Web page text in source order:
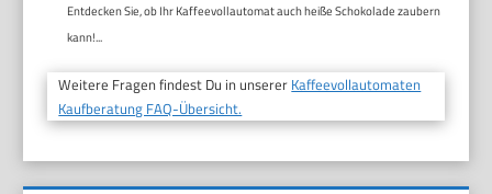
Entdecken Sie, ob Ihr Kaffeevollautomat auch heiße Schokolade zaubern
kann!...
Weitere Fragen findest Du in unserer Kaffeevollautomaten
Kaufberatung FAQ-Übersicht.